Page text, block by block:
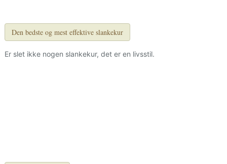
Den bedste og mest effektive slankekur
Er slet ikke nogen slankekur, det er en livsstil.